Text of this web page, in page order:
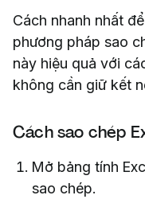
Cách nhanh nhất
phương pháp sao
này hiệu quả với
không cần giữ kết
Cách sao chép
Mở bảng tính
sao chép.